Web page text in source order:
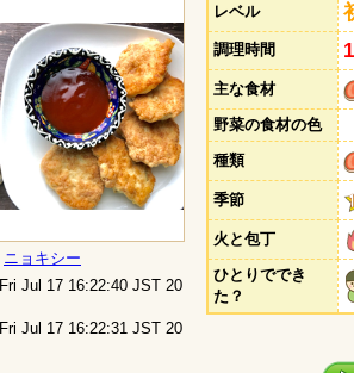
ニョキシー
Fri Jul 17 16:22:40 JST 20
Fri Jul 17 16:22:31 JST 20
レベル
調理時間
主な食材
野菜の食材の色
種類
季節
火と包丁
ひとりででき
た？